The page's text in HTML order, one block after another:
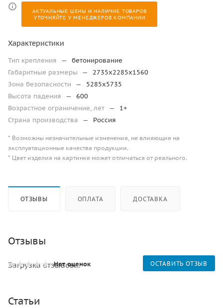
АКТУАЛЬНЫЕ ЦЕНЫ И НАЛИЧИЕ ТОВАРОВ
УТОЧНЯЙТЕ У МЕНЕДЖЕРОВ КОМПАНИИ
Характеристики
Тип крепления —
бетонирование
Габаритные размеры
—
2735х2285х1560
Зона безопасности
—
5285х5735
Высота падения
—
600
Возрастное ограничение, лет —
1+
Страна производства
— Россия
* Возможны незначительные изменения, не влияющие на
эксплуатационные качества продукции.
* Цвет изделия на картинке может отличаться от реального.
ОТЗЫВЫ ОПЛАТА ДОСТАВКА
Отзывы
Нет оценок ОСТАВИТЬ ОТЗЫВ
Загрузка отзывов...
Статьи